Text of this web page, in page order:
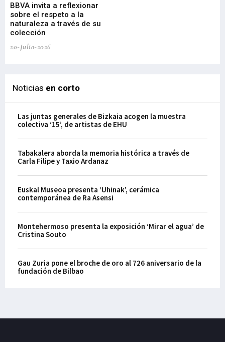
BBVA invita a reflexionar
sobre el respeto a la
naturaleza a través de su
colección
20-Julio-2026
Noticias en corto
Las juntas generales de Bizkaia acogen la muestra
colectiva ‘15’, de artistas de EHU
Tabakalera aborda la memoria histórica a través de
Carla Filipe y Taxio Ardanaz
Euskal Museoa presenta ‘Uhinak’, cerámica
contemporánea de Ra Asensi
Montehermoso presenta la exposición ‘Mirar el agua’ de
Cristina Souto
Gau Zuria pone el broche de oro al 726 aniversario de la
fundación de Bilbao